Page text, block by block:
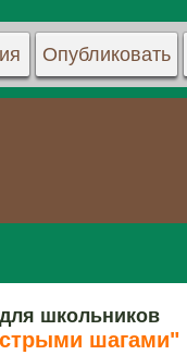
Опубликовать
школьников
шагами"